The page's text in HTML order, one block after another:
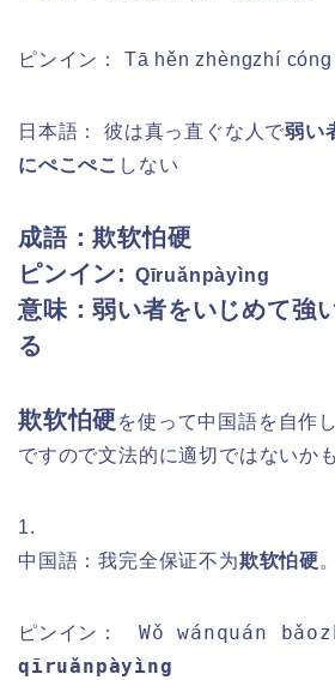
ピンイン： Tā hěn zhèngzhí
日本語： 彼は真っ直ぐな人で弱い
にぺこぺこ しない
成語：欺软怕硬
ピンイン: Qīruǎnpàyìng
意味：弱い者をいじめて強
る
欺软怕硬 を使って中国語を自作
ですので文法的に適切ではないか
1.
中国語：我完全保证不为欺软怕硬 。
ピンイン： Wǒ wánquán
qīruǎnpàyìng